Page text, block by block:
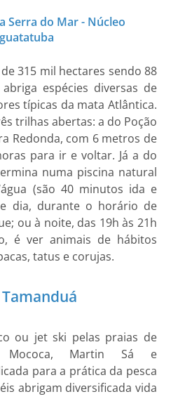
Serra do Mar - Núcleo
315 mil hectares sendo 88
espécies diversas de
típicas da mata Atlântica.
trilhas abertas: a do Poção
Redonda, com 6 metros de
para ir e voltar. Já a do
numa piscina natural
(são 40 minutos ida e
dia, durante o horário de
ou à noite, das 19h às 21h
é ver animais de hábitos
tatus e corujas.
ou jet ski pelas praias de
Mococa, Martin Sá e
para a prática da pesca
abrigam diversificada vida